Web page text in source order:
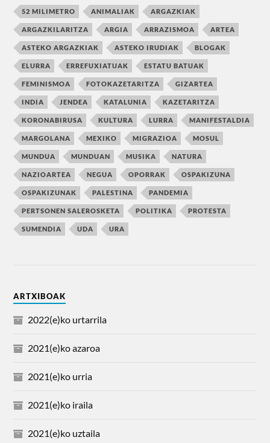
52 MILIMETRO ANIMALIAK ARGAZKIAK
ARGAZKILARITZA ARGIA ARRAZISMOA ARTEA
ASTEKO ARGAZKIAK ASTEKO IRUDIAK BLOGAK
ELURRA ERREFUXIATUAK ESTATU BATUAK
FEMINISMOA FOTOKAZETARITZA GIZARTEA
INDIA JENDEA KATALUNIA KAZETARITZA
KORONABIRUSA KULTURA LURRA MANIFESTALDIA
MARGOLANA MEXIKO MIGRAZIOA MOSUL
MUNDUA MUNDUAN MUSIKA NATURA
NAZIOARTEA NEGUA OPORRAK OSPAKIZUNA
OSPAKIZUNAK PALESTINA PANDEMIA
PERTSONEN SALEROSKETA POLITIKA PROTESTA
SUMENDIA UDA URA
ARTXIBOAK
2022(e)ko urtarrila
2021(e)ko azaroa
2021(e)ko urria
2021(e)ko iraila
2021(e)ko uztaila